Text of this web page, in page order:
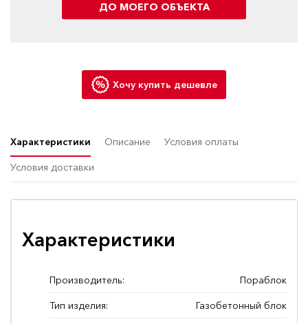
ДО МОЕГО ОБЪЕКТА
Хочу купить дешевле
Характеристики Описание Условия оплаты
Условия доставки
Характеристики
Производитель: Пораблок
Тип изделия: Газобетонный блок